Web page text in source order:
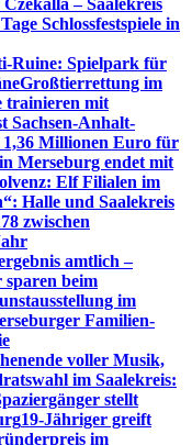
– Saalekreis
Schlossfestspiele in
Ruine: Spielpark für
Großtierrettung im
trainieren mit
Sachsen-Anhalt-
Millionen Euro für
Merseburg endet mit
Elf Filialen im
Halle und Saalekreis
zwischen
amtlich –
sparen beim
im
Familien-
voller Musik,
im Saalekreis:
stellt
19-Jähriger greift
im